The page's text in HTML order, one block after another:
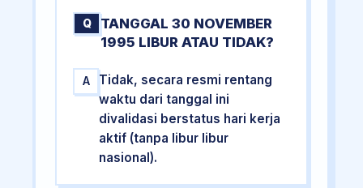
Q
TANGGAL 30 NOVEMBER
1995 LIBUR ATAU TIDAK?
A
Tidak, secara resmi rentang
waktu dari tanggal ini
divalidasi berstatus hari kerja
aktif (tanpa libur libur
nasional).